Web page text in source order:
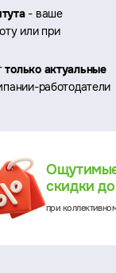
- ваше
или при
только актуальные
работодатели
скидки
при